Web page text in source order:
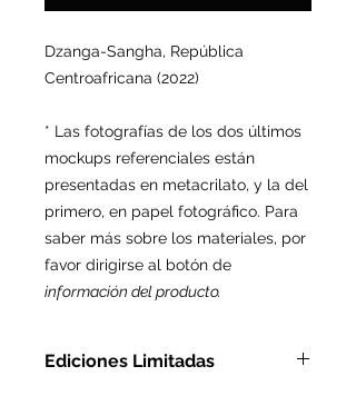
Dzanga-Sangha, República
Centroafricana (2022)
* Las fotografías de los dos últimos
mockups referenciales están
presentadas en metacrilato, y la del
primero, en papel fotográfico. Para
saber más sobre los materiales, por
favor dirigirse al botón de
información del producto.
Ediciones Limitadas